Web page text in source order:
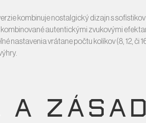
kombinuje nostalgický dizajn s
autentickými zvukovými
nastavenia vrátane počtu kolíkov (8, 12, či
A